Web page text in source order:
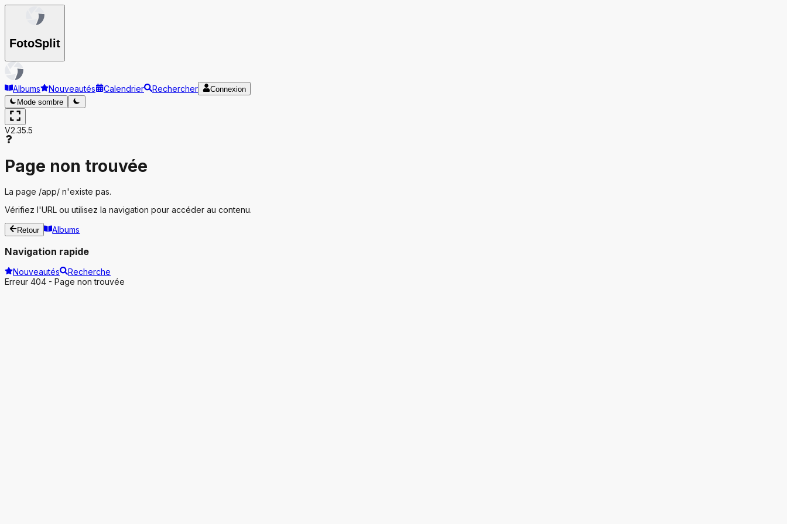
FotoSplit
Albums Nouveautés Calendrier Rechercher
Connexion
Mode sombre
V2.35.5
Page non trouvée
La page /app/ n'existe pas.
Vérifiez l'URL ou utilisez la navigation pour accéder au contenu.
Retour Albums
Navigation rapide
Nouveautés
Recherche
Erreur 404 - Page non trouvée